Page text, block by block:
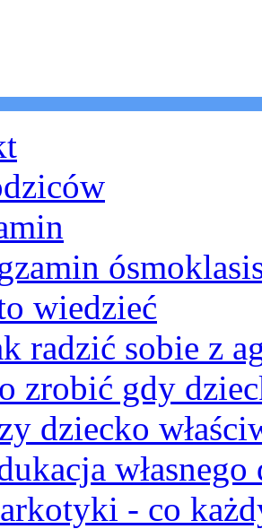
wiedzieć
radzić sobie z
zrobić gdy
dziecko
własnego
- co